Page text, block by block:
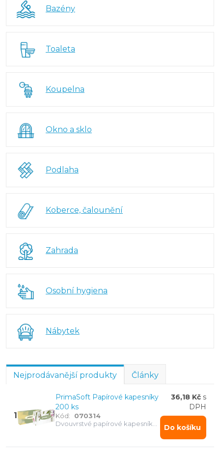
Bazény
Toaleta
Koupelna
Okno a sklo
Podlaha
Koberce, čalounění
Zahrada
Osobní hygiena
Nábytek
Nejprodávanější produkty Články
1
PrimaSoft Papírové kapesníky
200 ks
Kód:
070314
Dvouvrstvé papírové kapesníky
kanceláře.
36,18 Kč s
DPH
Do košíku